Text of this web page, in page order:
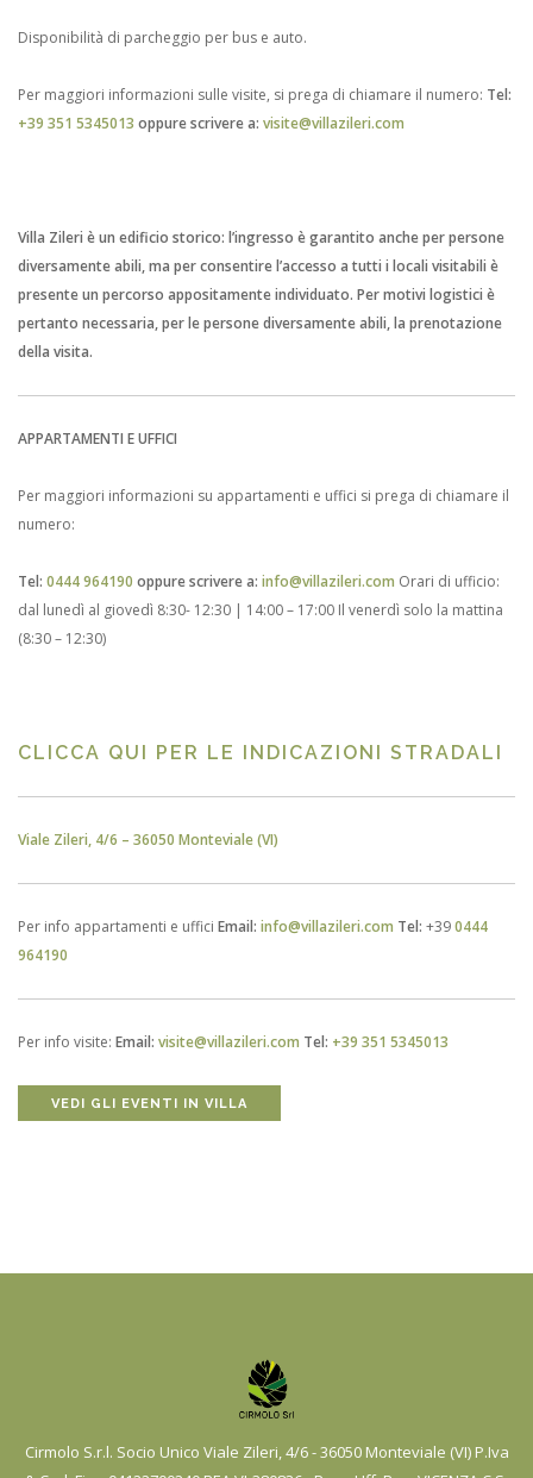
Disponibilità di parcheggio per bus e auto.
Per maggiori informazioni sulle visite, si prega di chiamare il numero: Tel:
+39 351 5345013 oppure scrivere a: visite@villazileri.com
Villa Zileri è un edificio storico: l’ingresso è garantito anche per persone
diversamente abili, ma per consentire l’accesso a tutti i locali visitabili è
presente un percorso appositamente individuato. Per motivi logistici è
pertanto necessaria, per le persone diversamente abili, la prenotazione
della visita.
APPARTAMENTI E UFFICI
Per maggiori informazioni su appartamenti e uffici si prega di chiamare il
numero:
Tel: 0444 964190 oppure scrivere a: info@villazileri.com Orari di ufficio:
dal lunedì al giovedì 8:30- 12:30 | 14:00 – 17:00 Il venerdì solo la mattina
(8:30 – 12:30)
CLICCA QUI PER LE INDICAZIONI STRADALI
Viale Zileri, 4/6 – 36050 Monteviale (VI)
Per info appartamenti e uffici Email: info@villazileri.com Tel: +390444
964190
Per info visite: Email: visite@villazileri.com Tel: +39 351 5345013
VEDI GLI EVENTI IN VILLA
Cirmolo S.r.l. Socio Unico Viale Zileri, 4/6 - 36050 Monteviale (VI) P.Iva